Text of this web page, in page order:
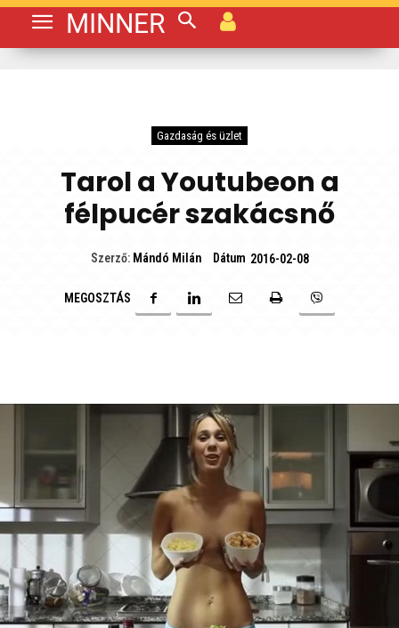
MINNER
Gazdaság és üzlet
Tarol a Youtubeon a
félpucér szakácsnő
Szerző: Mándó Milán Dátum 2016-02-08
MEGOSZTÁS